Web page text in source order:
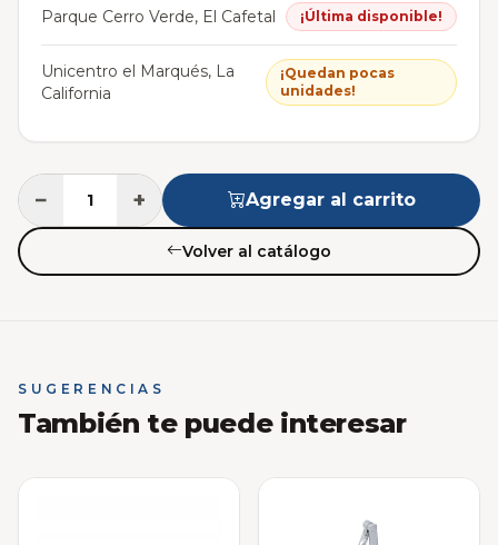
Parque Cerro Verde, El Cafetal ¡Última disponible!
Unicentro el Marqués, La
California
¡Quedan pocas
unidades!
− + Agregar al carrito
Volver al catálogo
SUGERENCIAS
También te puede interesar